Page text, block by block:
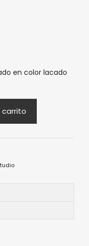
en color lacado
carrito